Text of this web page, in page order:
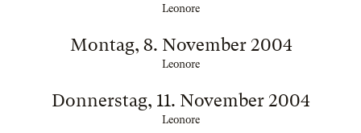
Leonore
Montag, 8. November 2004
Leonore
Donnerstag, 11. November 2004
Leonore